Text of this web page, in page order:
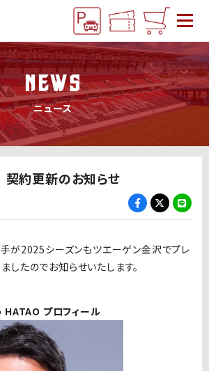
NEWS
ニュース
約更新のお知らせ
が2025シーズンもツエーゲン金沢でプレ
したのでお知らせいたします。
プロフィール